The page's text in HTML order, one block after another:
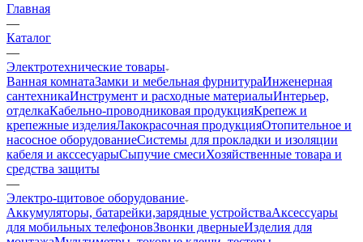
Главная
—
Каталог
—
Электротехнические товары
Ванная комнатаЗамки и мебельная фурнитураИнженерная
сантехникаИнструмент и расходные материалыИнтерьер,
отделкаКабельно-проводниковая продукцияКрепеж и
крепежные изделияЛакокрасочная продукцияОтопительное и
насосное оборудованиеСистемы для прокладки и изоляции
кабеля и акссесуарыСыпучие смесиХозяйственные товара и
средства защиты
—
Электро-щитовое оборудование
Аккумуляторы, батарейки,зарядные устройстваАксессуары
для мобильных телефоновЗвонки дверныеИзделия для